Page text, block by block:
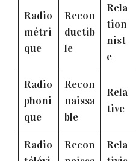
Radio
métri
que
Recon
ductib
le
Rela
tion
nist
e
Radio
phoni
que
Recon
naissa
ble
Rela
tive
Radio
Recon
Rela